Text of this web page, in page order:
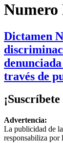
Numero
Dictamen
través de
Advertencia:
La publicidad de
responsabiliza por